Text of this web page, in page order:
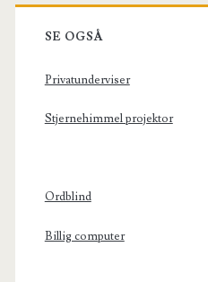
SE OGSÅ
Privatunderviser
Stjernehimmel projektor
Ordblind
Billig computer